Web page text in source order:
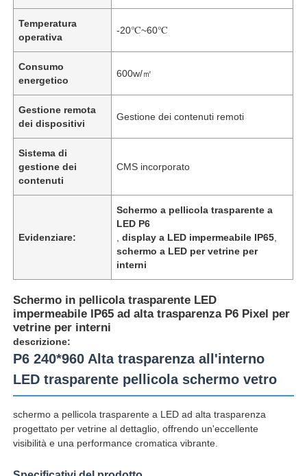
Casa.
Prodotti
Chi Siamo
Temperatura
operativa
-20℃~60℃
Consumo
energetico
600w/㎡
Gestione remota
dei dispositivi
Gestione dei contenuti remoti
Sistema di
gestione dei
contenuti
CMS incorporato
Evidenziare:
Schermo a pellicola trasparente a
LED P6
,display a LED impermeabile IP65
schermo a LED per vetrine per
interni
Schermo in pellicola trasparente LED
impermeabile IP65 ad alta trasparenza P6 Pixel per
vetrine per interni
descrizione:
P6 240*960 Alta trasparenza all'interno
LED trasparente pellicola schermo vetro
schermo a pellicola trasparente a LED ad alta trasparenza
progettato per vetrine al dettaglio, offrendo un'eccellente
visibilità e una performance cromatica vibrante.